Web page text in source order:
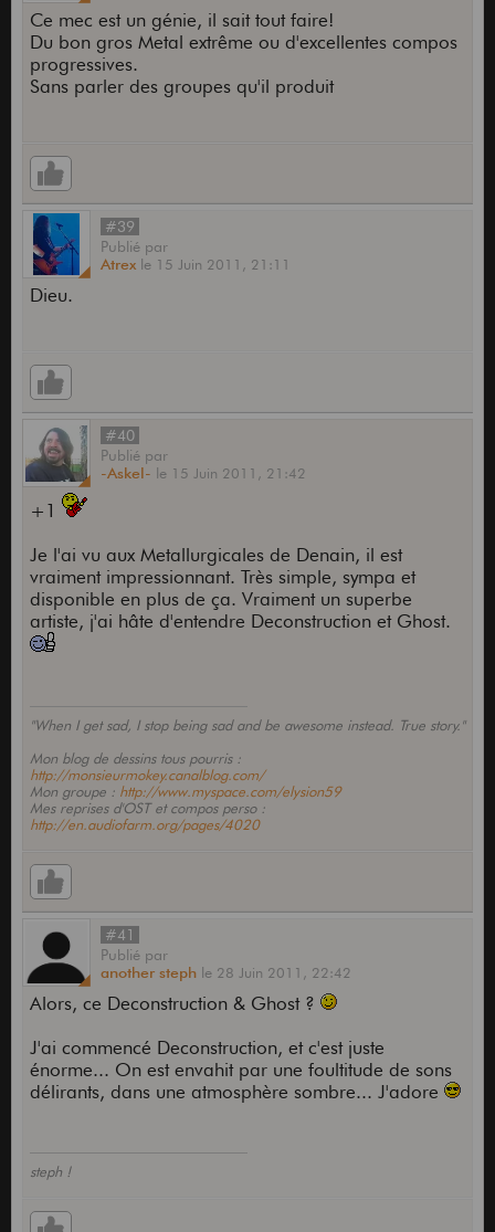
Ce mec est un génie, il sait tout faire!
Du bon gros Metal extrême ou d'excellentes compos
progressives.
Sans parler des groupes qu'il produit
#39
Publié par
Atrex le 15 Juin 2011, 21:11
Dieu.
#40
Publié par
-Askel- le 15 Juin 2011, 21:42
+1
Je l'ai vu aux Metallurgicales de Denain, il est
vraiment impressionnant. Très simple, sympa et
disponible en plus de ça. Vraiment un superbe
artiste, j'ai hâte d'entendre Deconstruction et Ghost.
"When I get sad, I stop being sad and be awesome instead. True story."
Mon blog de dessins tous pourris :
http://monsieurmokey.canalblog.com/
Mon groupe : http://www.myspace.com/elysion59
Mes reprises d'OST et compos perso :
http://en.audiofarm.org/pages/4020
#41
Publié par
another steph le 28 Juin 2011, 22:42
Alors, ce Deconstruction & Ghost ?
J'ai commencé Deconstruction, et c'est juste
énorme... On est envahit par une foultitude de sons
délirants, dans une atmosphère sombre... J'adore
steph !